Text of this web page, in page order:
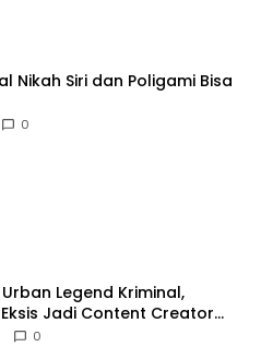
Nikah Siri dan Poligami Bisa
0
Legend Kriminal,
Jadi Content Creator
0